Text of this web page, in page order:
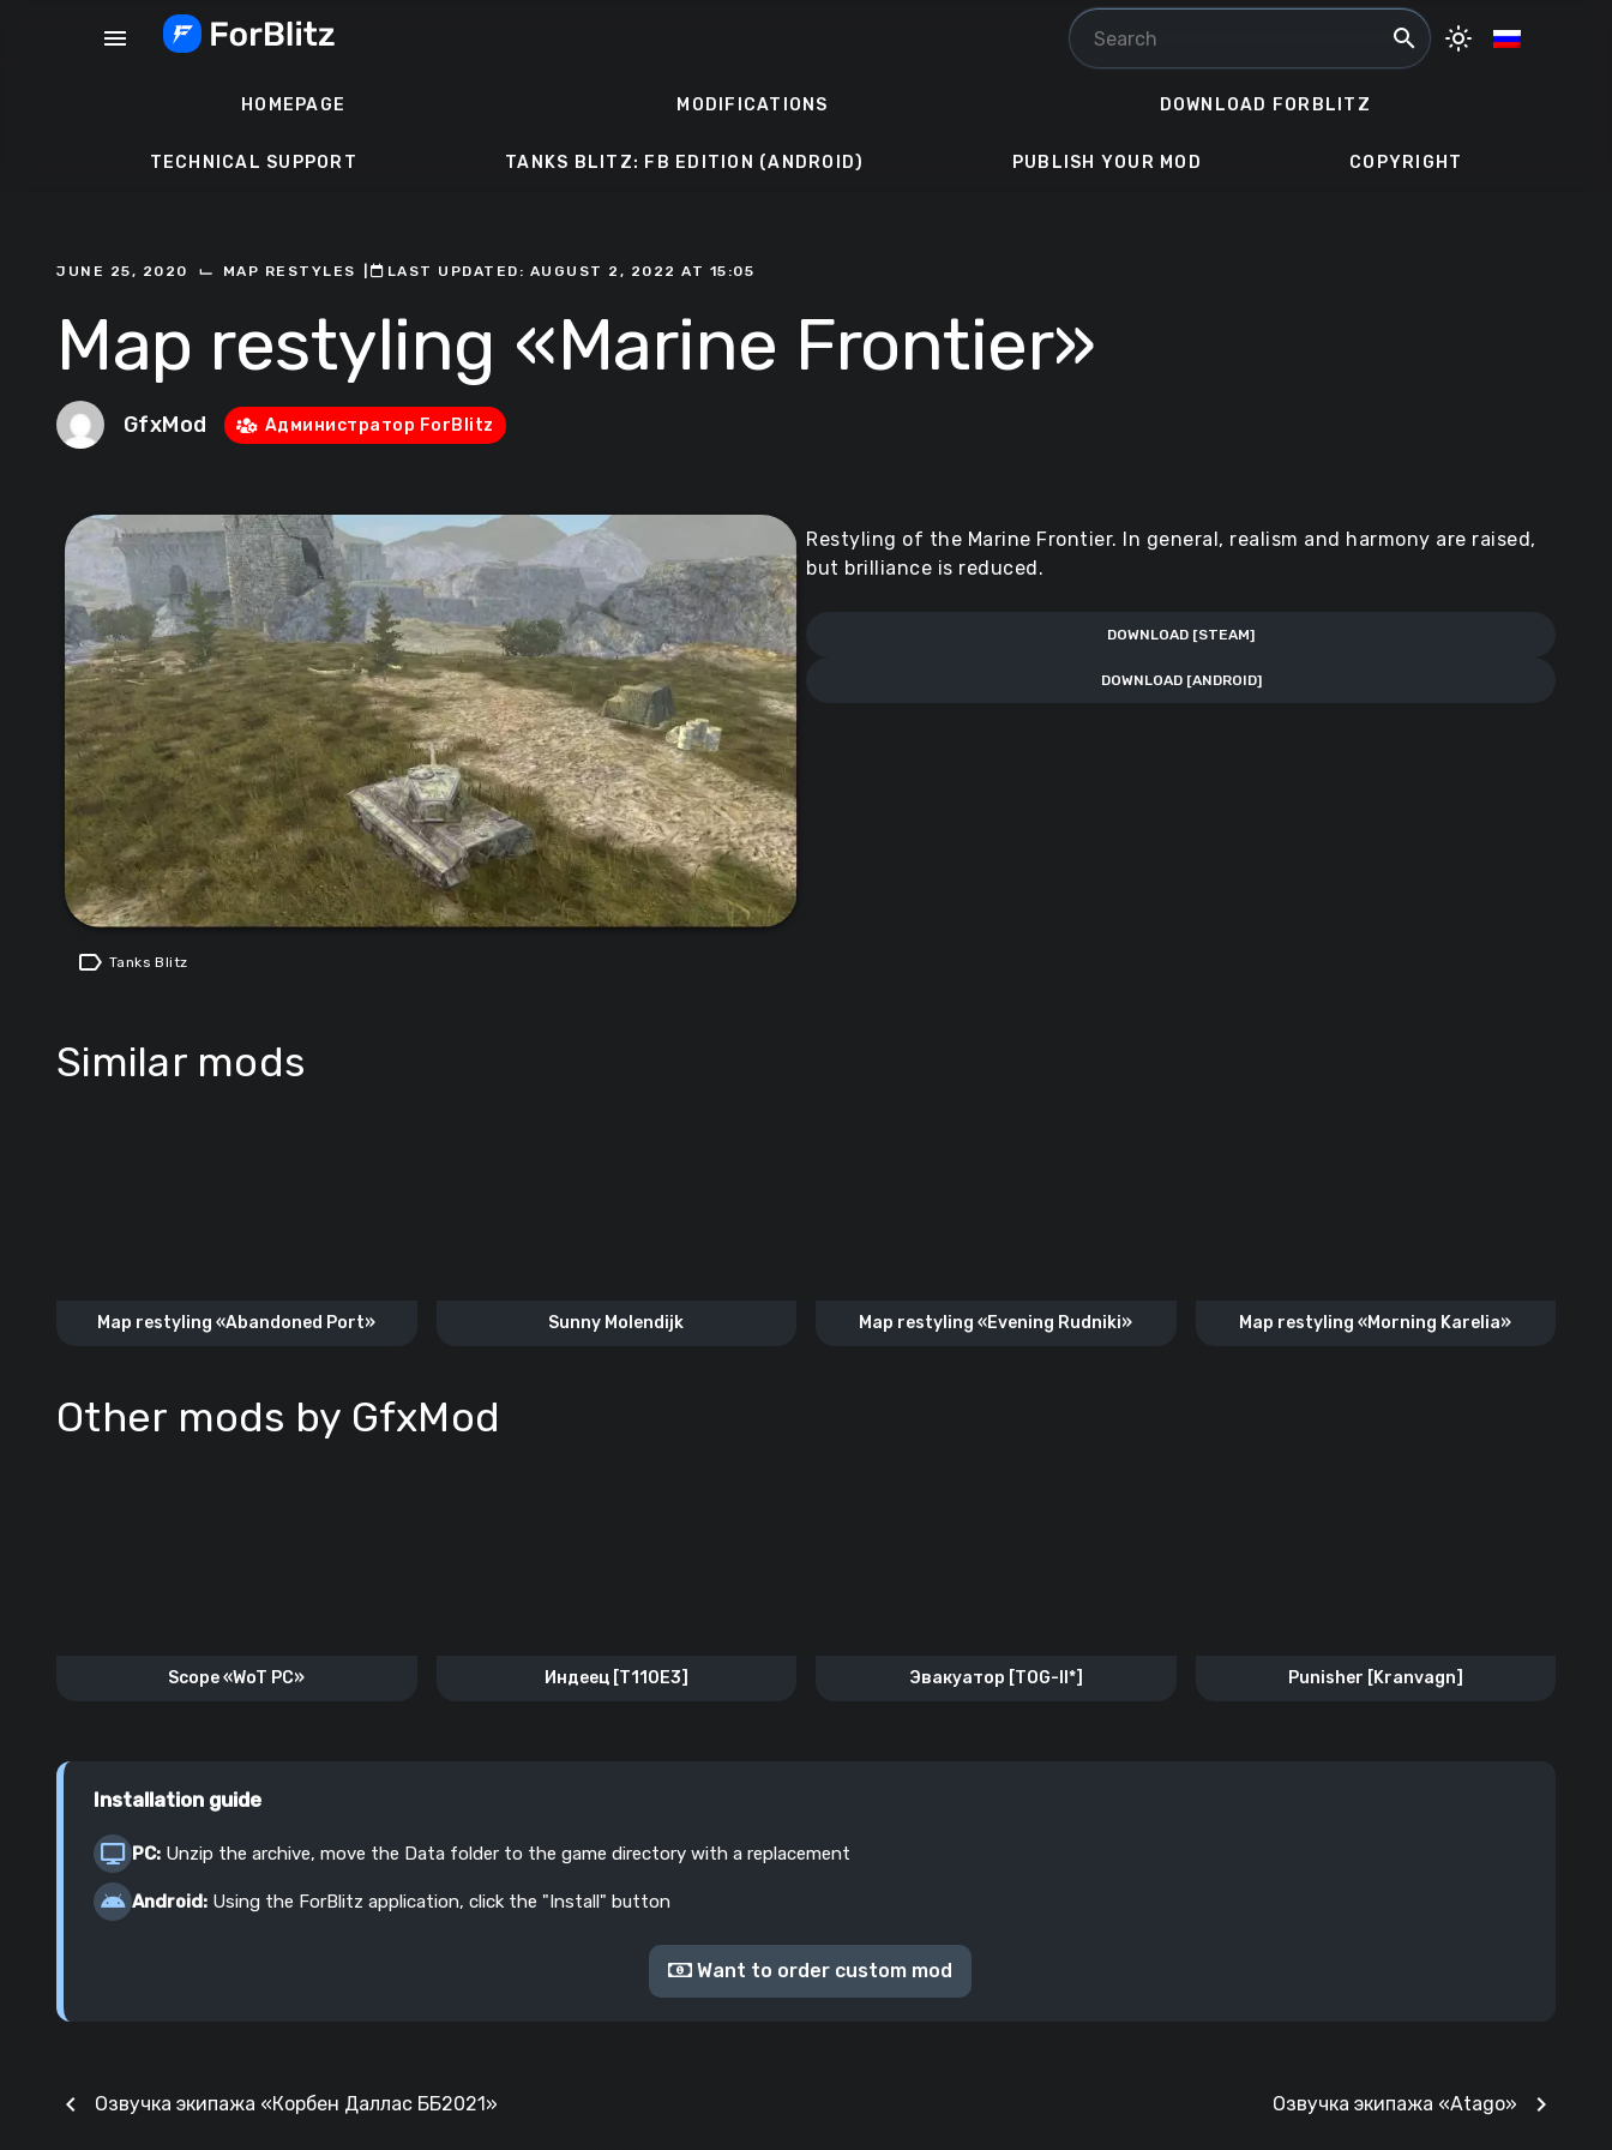
menu search light_mode
HOMEPAGE MODIFICATIONS DOWNLOAD FORBLITZ
TECHNICAL SUPPORT TANKS BLITZ: FB EDITION (ANDROID) PUBLISH YOUR MOD COPYRIGHT
JUNE 25, 2020 ⌙ MAP RESTYLES ㅤLAST UPDATED: AUGUST 2, 2022 AT 15:05
Map restyling «Marine Frontier»
GfxMod Администратор ForBlitz
Restyling of the Marine Frontier. In general, realism and harmony are raised,
but brilliance is reduced.
DOWNLOAD [STEAM]
DOWNLOAD [ANDROID]
label Tanks Blitz
Similar mods
Map restyling «Abandoned Port» Sunny Molendijk Map restyling «Evening Rudniki» Map restyling «‎Morning Karelia»
Other mods by GfxMod
Scope «WoT PC» Индеец [T110E3] Эвакуатор [TOG-II*] Punisher [Kranvagn]
Installation guide
PC: Unzip the archive, move the Data folder to the game directory with a replacement
Android: Using the ForBlitz application, click the "Install" button
Want to order custom mod
chevron_left Озвучка экипажа «Корбен Даллас ББ2021» Озвучка экипажа «Atago» chevron_right